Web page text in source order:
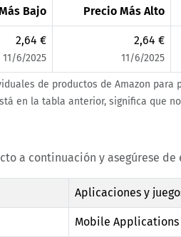
Bajo Precio Más Alto
2,64 €
11/6/2025
2,64 €
11/6/2025
de productos de Amazon para
en la tabla anterior, significa que
a continuación y asegúrese
Aplicaciones y
Mobile Applications